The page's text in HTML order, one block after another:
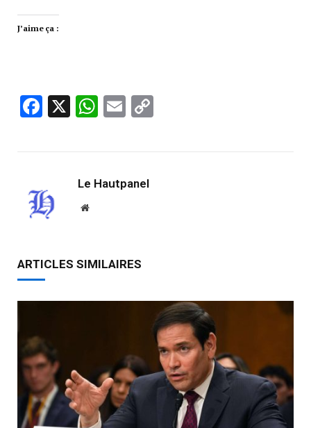
J’aime ça :
Facebook
X WhatsApp
Email
Le Hautpanel
Website
ARTICLES SIMILAIRES